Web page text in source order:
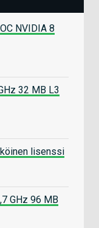
NVIDIA 8
32 MB L3
lisenssi
GHz 96 MB